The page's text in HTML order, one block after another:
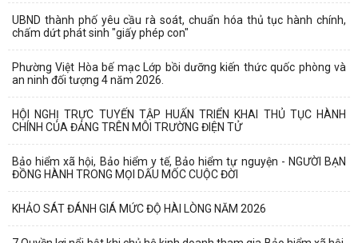
UBND thành phố yêu cầu rà soát, chuẩn hóa thủ tục hành chính,
chấm dứt phát sinh "giấy phép con"
Phường Việt Hòa bế mạc Lớp bồi dưỡng kiến thức quốc phòng và
an ninh đối tượng 4 năm 2026.
HỘI NGHỊ TRỰC TUYẾN TẬP HUẤN TRIỂN KHAI THỦ TỤC HÀNH
CHÍNH CỦA ĐẢNG TRÊN MÔI TRƯỜNG ĐIỆN TỬ
Bảo hiểm xã hội, Bảo hiểm y tế, Bảo hiểm tự nguyện - NGƯỜI BẠN
ĐỒNG HÀNH TRONG MỌI DẤU MỐC CUỘC ĐỜI
KHẢO SÁT ĐÁNH GIÁ MỨC ĐỘ HÀI LÒNG NĂM 2026